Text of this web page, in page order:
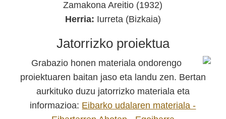
Zamakona Areitio (1932)
Herria: Iurreta (Bizkaia)
Jatorrizko proiektua
Grabazio honen materiala ondorengo
proiektuaren baitan jaso eta landu zen. Bertan
aurkituko duzu jatorrizko materiala eta
informazioa: Eibarko udalaren materiala -